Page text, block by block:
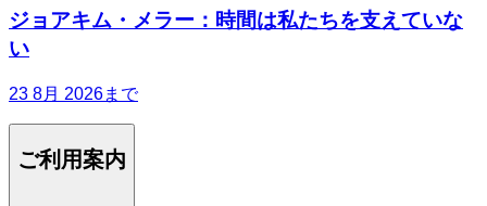
ジョアキム・メラー：時間は私たちを支えていな
い
23 8月 2026まで
ご利用案内